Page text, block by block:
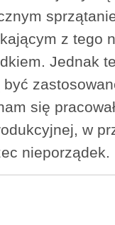
z tego
Jednak
być
się
w
nieporządek.